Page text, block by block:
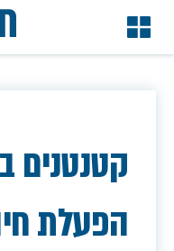
קטנטנים
הפעלת